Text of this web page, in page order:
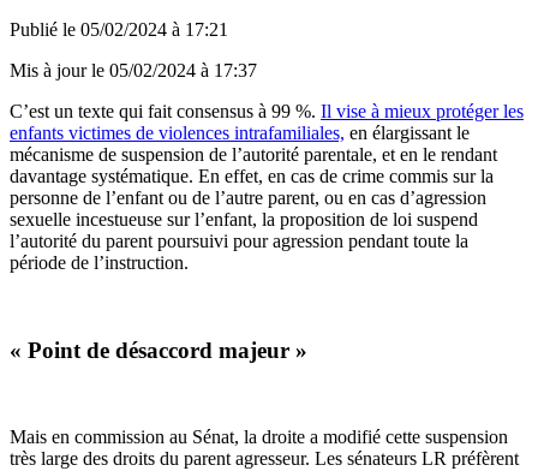
Publié le 05/02/2024 à 17:21
Mis à jour le 05/02/2024 à 17:37
C’est un texte qui fait consensus à 99 %. Il vise à mieux protéger les
enfants victimes de violences intrafamiliales, en élargissant le
mécanisme de suspension de l’autorité parentale, et en le rendant
davantage systématique. En effet, en cas de crime commis sur la
personne de l’enfant ou de l’autre parent, ou en cas d’agression
sexuelle incestueuse sur l’enfant, la proposition de loi suspend
l’autorité du parent poursuivi pour agression pendant toute la
période de l’instruction.
« Point de désaccord majeur »
Mais en commission au Sénat, la droite a modifié cette suspension
très large des droits du parent agresseur. Les sénateurs LR préfèrent